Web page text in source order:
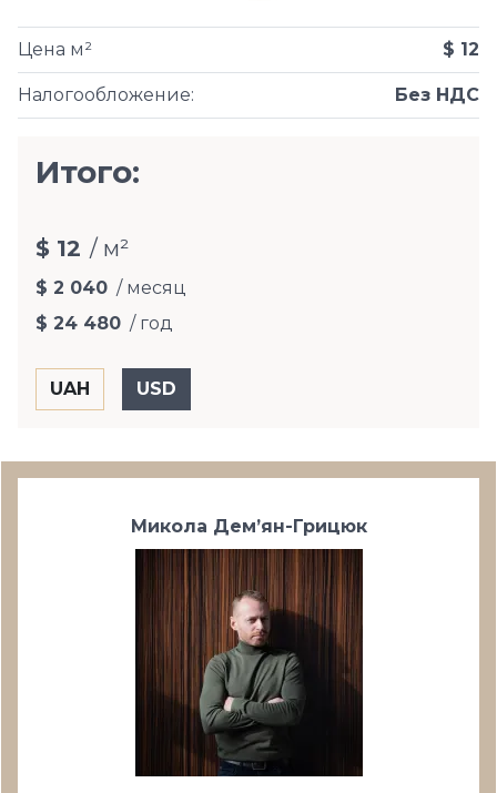
Налогообложение: Без НДС
Цена м² $ 12
Итого:
$ 12 / м²
$ 2 040 / месяц
$ 24 480 / год
Микола Дем’ян-Грицюк